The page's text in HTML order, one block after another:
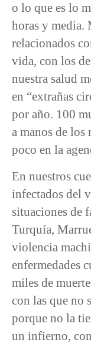
o lo que es lo
horas y media.
relacionados
vida, con los
nuestra salud
en “extrañas
por año. 100
a manos de los
poco en la
En nuestros
infectados del
situaciones de
Turquía,
violencia
enfermedades
miles de
con las que no
porque no la
un infierno,